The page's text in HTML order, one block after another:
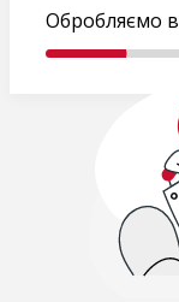
Обробляємо